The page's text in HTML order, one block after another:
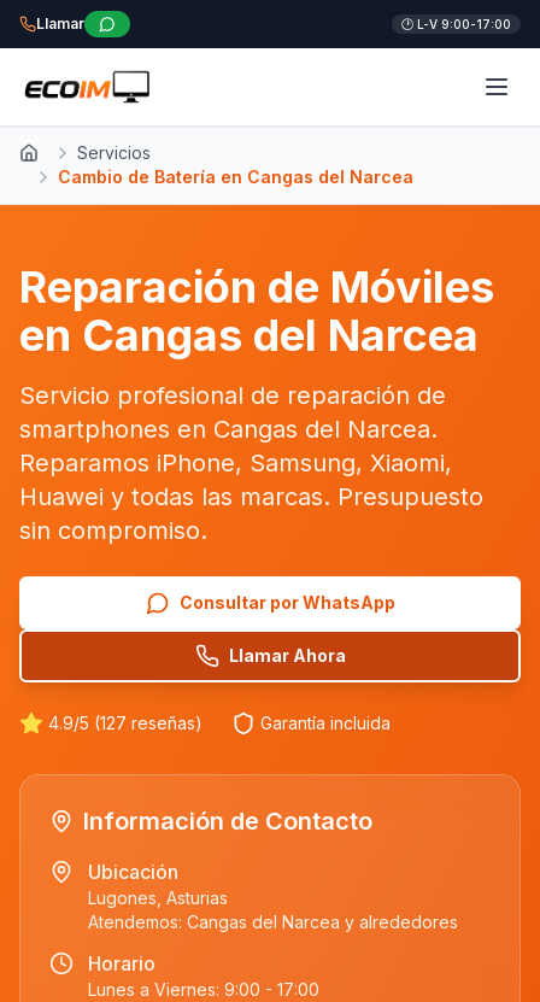
Llamar 🕐 L-V 9:00-17:00
Inicio
Servicios
Cambio de Batería en Cangas del Narcea
Reparación de Móviles
en Cangas del Narcea
Servicio profesional de reparación de
smartphones en Cangas del Narcea.
Reparamos iPhone, Samsung, Xiaomi,
Huawei y todas las marcas. Presupuesto
sin compromiso.
Consultar por WhatsApp
Llamar Ahora
4.9/5 (127 reseñas) Garantía incluida
Información de Contacto
Ubicación
Lugones, Asturias
Atendemos: Cangas del Narcea y alrededores
Horario
Lunes a Viernes: 9:00 - 17:00